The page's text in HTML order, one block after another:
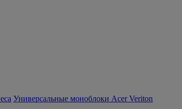
Универсальные моноблоки Acer Veriton